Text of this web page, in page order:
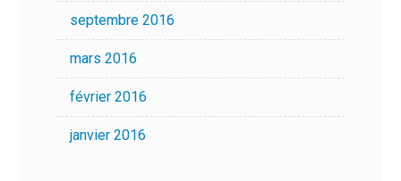
septembre 2016
mars 2016
février 2016
janvier 2016